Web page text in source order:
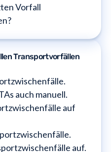
Vorfall
Transportvorfällen
auch manuell.
auf
auf.